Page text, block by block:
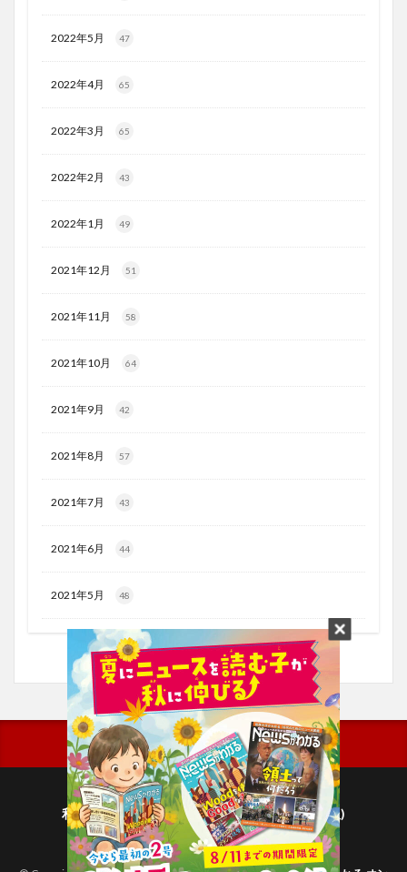
2022年5月 47
2022年4月 65
2022年3月 65
2022年2月 43
2022年1月 49
2021年12月 51
2021年11月 58
2021年10月 64
2021年9月 42
2021年8月 57
2021年7月 43
2021年6月 44
2021年5月 48
利用規約
プライバシーポリシー(毎日新聞出版)
個人情報について(毎日新聞社)